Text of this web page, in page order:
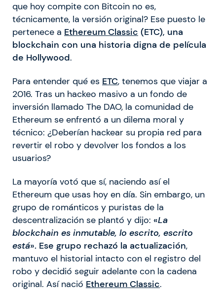
que hoy compite con Bitcoin no es,
técnicamente, la versión original? Ese puesto le
pertenece a Ethereum Classic (ETC), una
blockchain con una historia digna de película
de Hollywood.
Para entender qué es ETC, tenemos que viajar a
2016. Tras un hackeo masivo a un fondo de
inversión llamado The DAO, la comunidad de
Ethereum se enfrentó a un dilema moral y
técnico: ¿Deberían hackear su propia red para
revertir el robo y devolver los fondos a los
usuarios?
La mayoría votó que sí, naciendo así el
Ethereum que usas hoy en día. Sin embargo, un
grupo de románticos y puristas de la
descentralización se plantó y dijo: «La
blockchain es inmutable, lo escrito, escrito
está». Ese grupo rechazó la actualización,
mantuvo el historial intacto con el registro del
robo y decidió seguir adelante con la cadena
original. Así nació Ethereum Classic.